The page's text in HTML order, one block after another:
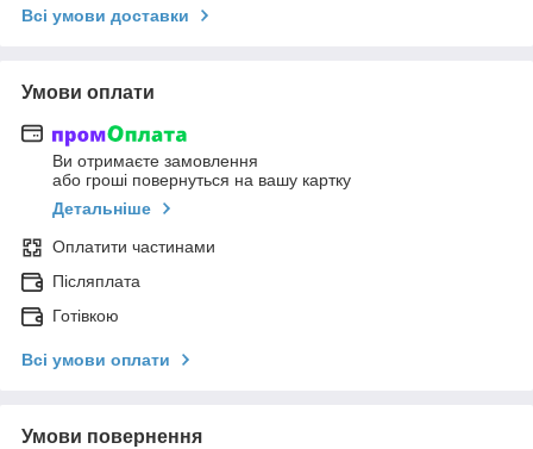
Всі умови доставки
Умови оплати
Ви отримаєте замовлення
або гроші повернуться на вашу картку
Детальніше
Оплатити частинами
Післяплата
Готівкою
Всі умови оплати
Умови повернення